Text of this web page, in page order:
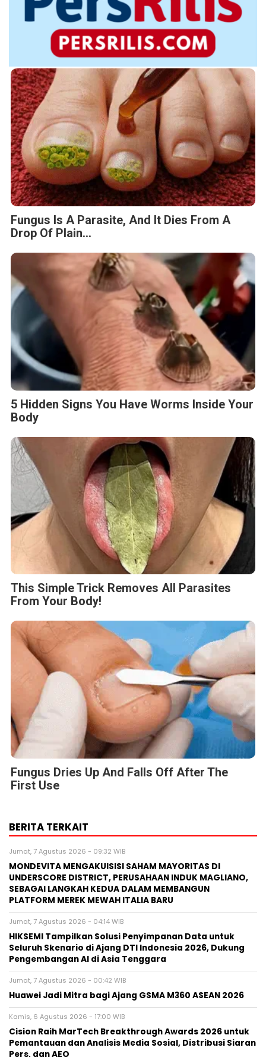
Fungus Is A Parasite, And It Dies From A
Drop Of Plain...
5 Hidden Signs You Have Worms Inside Your
Body
This Simple Trick Removes All Parasites
From Your Body!
Fungus Dries Up And Falls Off After The
First Use
BERITA TERKAIT
Jumat, 7 Agustus 2026 - 09:32 WIB
MONDEVITA MENGAKUISISI SAHAM MAYORITAS DI
UNDERSCORE DISTRICT, PERUSAHAAN INDUK MAGLIANO,
SEBAGAI LANGKAH KEDUA DALAM MEMBANGUN
PLATFORM MEREK MEWAH ITALIA BARU
Jumat, 7 Agustus 2026 - 04:14 WIB
HIKSEMI Tampilkan Solusi Penyimpanan Data untuk
Seluruh Skenario di Ajang DTI Indonesia 2026, Dukung
Pengembangan AI di Asia Tenggara
Jumat, 7 Agustus 2026 - 00:42 WIB
Huawei Jadi Mitra bagi Ajang GSMA M360 ASEAN 2026
Kamis, 6 Agustus 2026 - 17:00 WIB
Cision Raih MarTech Breakthrough Awards 2026 untuk
Pemantauan dan Analisis Media Sosial, Distribusi Siaran
Pers, dan AEO